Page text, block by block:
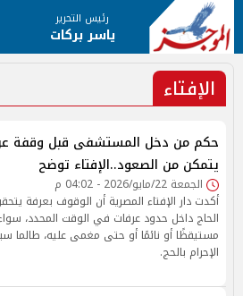
رئيس التحرير
ياسر بركات
الإفتاء
حكم من دخل المستشفى قبل وقفة
يتمكن من الصعود..الإفتاء توضح
الجمعة 22/مايو/2026 - 04:02 م
أكدت دار الإفتاء المصرية أن الوقوف بعرفة
الحاج داخل حدود عرفات في الوقت المحدد،
مستيقظًا أو نائمًا أو حتى مغمى عليه، طالما
الإحرام بالحج.